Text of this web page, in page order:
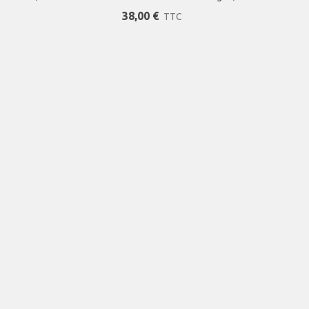
Évasé
Chic, Élégante, Aux Imprimés Tendances,
Smocks, Et Empiècements À Nouer Au Dos
38,00 € TTC